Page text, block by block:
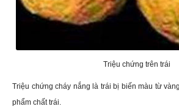
Triệu chứng trên trái
Triệu chứng cháy nắng là trái bị biến màu từ
phẩm chất trái.